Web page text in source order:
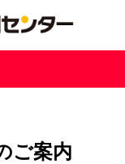
ご案内